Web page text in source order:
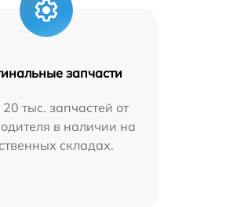
запчасти
тыс. запчастей от
в наличии на
складах.